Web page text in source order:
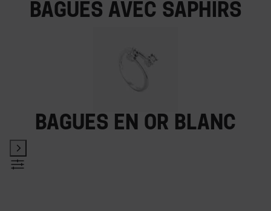
Bagues avec saphirs
Bagues en or blanc